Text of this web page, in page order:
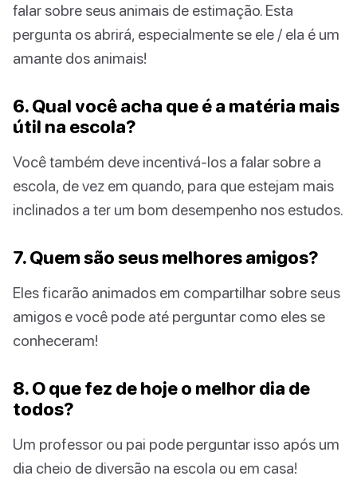
falar sobre seus animais de estimação. Esta
pergunta os abrirá, especialmente se ele / ela é um
amante dos animais!
6. Qual você acha que é a matéria mais
útil na escola?
Você também deve incentivá-los a falar sobre a
escola, de vez em quando, para que estejam mais
inclinados a ter um bom desempenho nos estudos.
7. Quem são seus melhores amigos?
Eles ficarão animados em compartilhar sobre seus
amigos e você pode até perguntar como eles se
conheceram!
8. O que fez de hoje o melhor dia de
todos?
Um professor ou pai pode perguntar isso após um
dia cheio de diversão na escola ou em casa!